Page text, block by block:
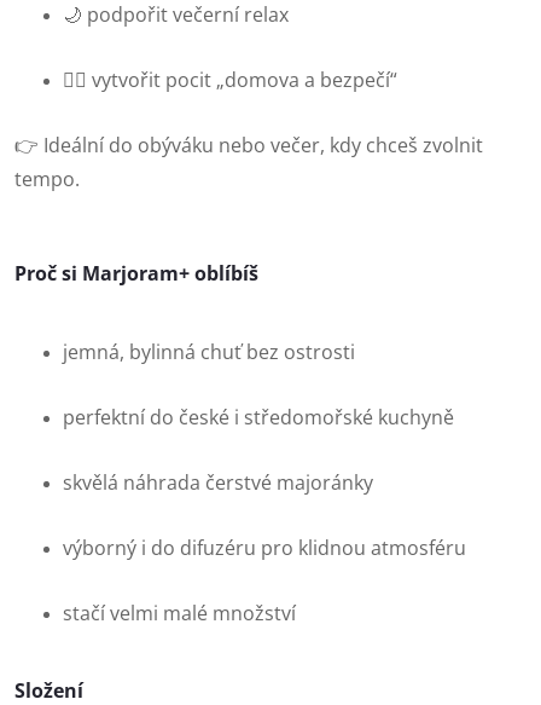
🌙 podpořit večerní relax
🧘‍♀️ vytvořit pocit „domova a bezpečí“
👉 Ideální do obýváku nebo večer, kdy chceš zvolnit
tempo.
Proč si Marjoram+ oblíbíš
jemná, bylinná chuť bez ostrosti
perfektní do české i středomořské kuchyně
skvělá náhrada čerstvé majoránky
výborný i do difuzéru pro klidnou atmosféru
stačí velmi malé množství
Složení